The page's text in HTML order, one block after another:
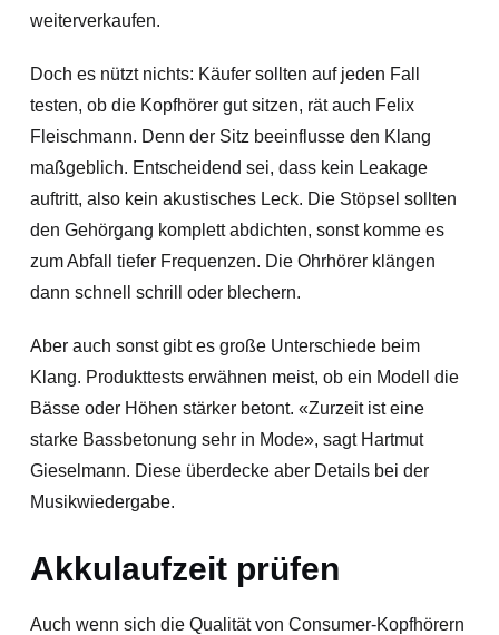
weiterverkaufen.
Doch es nützt nichts: Käufer sollten auf jeden Fall
testen, ob die Kopfhörer gut sitzen, rät auch Felix
Fleischmann. Denn der Sitz beeinflusse den Klang
maßgeblich. Entscheidend sei, dass kein Leakage
auftritt, also kein akustisches Leck. Die Stöpsel sollten
den Gehörgang komplett abdichten, sonst komme es
zum Abfall tiefer Frequenzen. Die Ohrhörer klängen
dann schnell schrill oder blechern.
Aber auch sonst gibt es große Unterschiede beim
Klang. Produkttests erwähnen meist, ob ein Modell die
Bässe oder Höhen stärker betont. «Zurzeit ist eine
starke Bassbetonung sehr in Mode», sagt Hartmut
Gieselmann. Diese überdecke aber Details bei der
Musikwiedergabe.
Akkulaufzeit prüfen
Auch wenn sich die Qualität von Consumer-Kopfhörern